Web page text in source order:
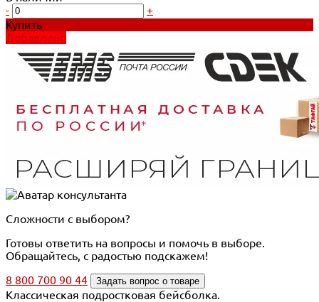
-
+
Купить
Добавлено
Сложности с выбором?
Готовы ответить на вопросы и помочь в выборе.
Обращайтесь, с радостью подскажем!
8 800 700 90 44
Задать вопрос о товаре
Классическая подростковая бейсболка.